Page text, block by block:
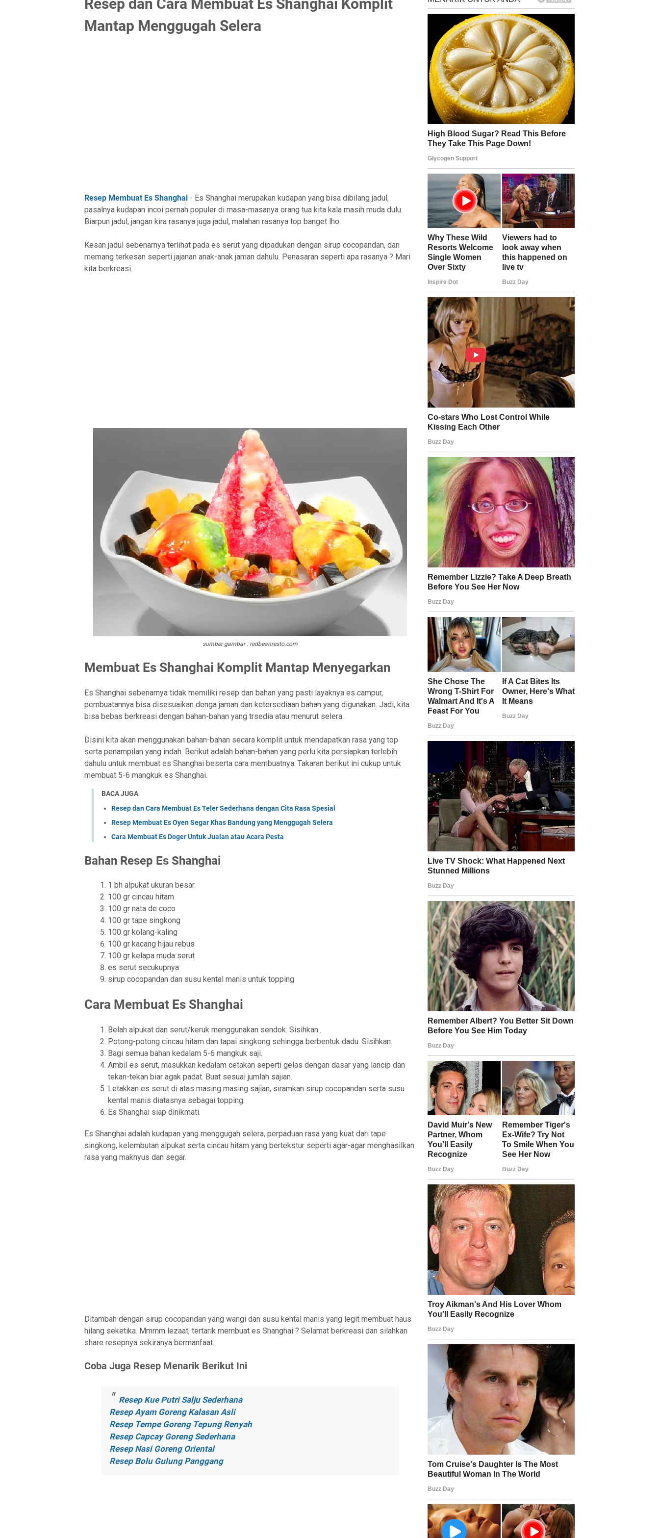
Resep dan Cara Membuat Es Shanghai Komplit
Mantap Menggugah Selera
Resep Membuat Es Shanghai - Es Shanghai merupakan kudapan yang bisa dibilang jadul,
pasalnya kudapan incoi pernah populer di masa-masanya orang tua kita kala masih muda dulu.
Biarpun jadul, jangan kira rasanya juga jadul, malahan rasanya top banget lho.
Kesan jadul sebenarnya terlihat pada es serut yang dipadukan dengan sirup cocopandan, dan
memang terkesan seperti jajanan anak-anak jaman dahulu. Penasaran seperti apa rasanya ? Mari
kita berkreasi.
sumber gambar : redbeanresto.com
Membuat Es Shanghai Komplit Mantap Menyegarkan
Es Shanghai sebenarnya tidak memiliki resep dan bahan yang pasti layaknya es campur,
pembuatannya bisa disesuaikan denga jaman dan ketersediaan bahan yang digunakan. Jadi, kita
bisa bebas berkreasi dengan bahan-bahan yang trsedia atau menurut selera.
Disini kita akan menggunakan bahan-bahan secara komplit untuk mendapatkan rasa yang top
serta penampilan yang indah. Berikut adalah bahan-bahan yang perlu kita persiapkan terlebih
dahulu untuk membuat es Shanghai beserta cara membuatnya. Takaran berikut ini cukup untuk
membuat 5-6 mangkuk es Shanghai.
BACA JUGA
Resep dan Cara Membuat Es Teler Sederhana dengan Cita Rasa Spesial
Resep Membuat Es Oyen Segar Khas Bandung yang Menggugah Selera
Cara Membuat Es Doger Untuk Jualan atau Acara Pesta
Bahan Resep Es Shanghai
1 bh alpukat ukuran besar
100 gr cincau hitam
100 gr nata de coco
100 gr tape singkong
100 gr kolang-kaling
100 gr kacang hijau rebus
100 gr kelapa muda serut
es serut secukupnya
sirup cocopandan dan susu kental manis untuk topping
Cara Membuat Es Shanghai
Belah alpukat dan serut/keruk menggunakan sendok. Sisihkan..
Potong-potong cincau hitam dan tapai singkong sehingga berbentuk dadu. Sisihkan.
Bagi semua bahan kedalam 5-6 mangkuk saji.
Ambil es serut, masukkan kedalam cetakan seperti gelas dengan dasar yang lancip dan
tekan-tekan biar agak padat. Buat sesuai jumlah sajian.
Letakkan es serut di atas masing masing sajian, siramkan sirup cocopandan serta susu
kental manis diatasnya sebagai topping.
Es Shanghai siap dinikmati.
Es Shanghai adalah kudapan yang menggugah selera, perpaduan rasa yang kuat dari tape
singkong, kelembutan alpukat serta cincau hitam yang bertekstur seperti agar-agar menghasilkan
rasa yang maknyus dan segar.
Ditambah dengan sirup cocopandan yang wangi dan susu kental manis yang legit membuat haus
hilang seketika. Mmmm lezaat, tertarik membuat es Shanghai ? Selamat berkreasi dan silahkan
share resepnya sekiranya bermanfaat.
Coba Juga Resep Menarik Berikut Ini
Resep Kue Putri Salju Sederhana
Resep Ayam Goreng Kalasan Asli
Resep Tempe Goreng Tepung Renyah
Resep Capcay Goreng Sederhana
Resep Nasi Goreng Oriental
Resep Bolu Gulung Panggang